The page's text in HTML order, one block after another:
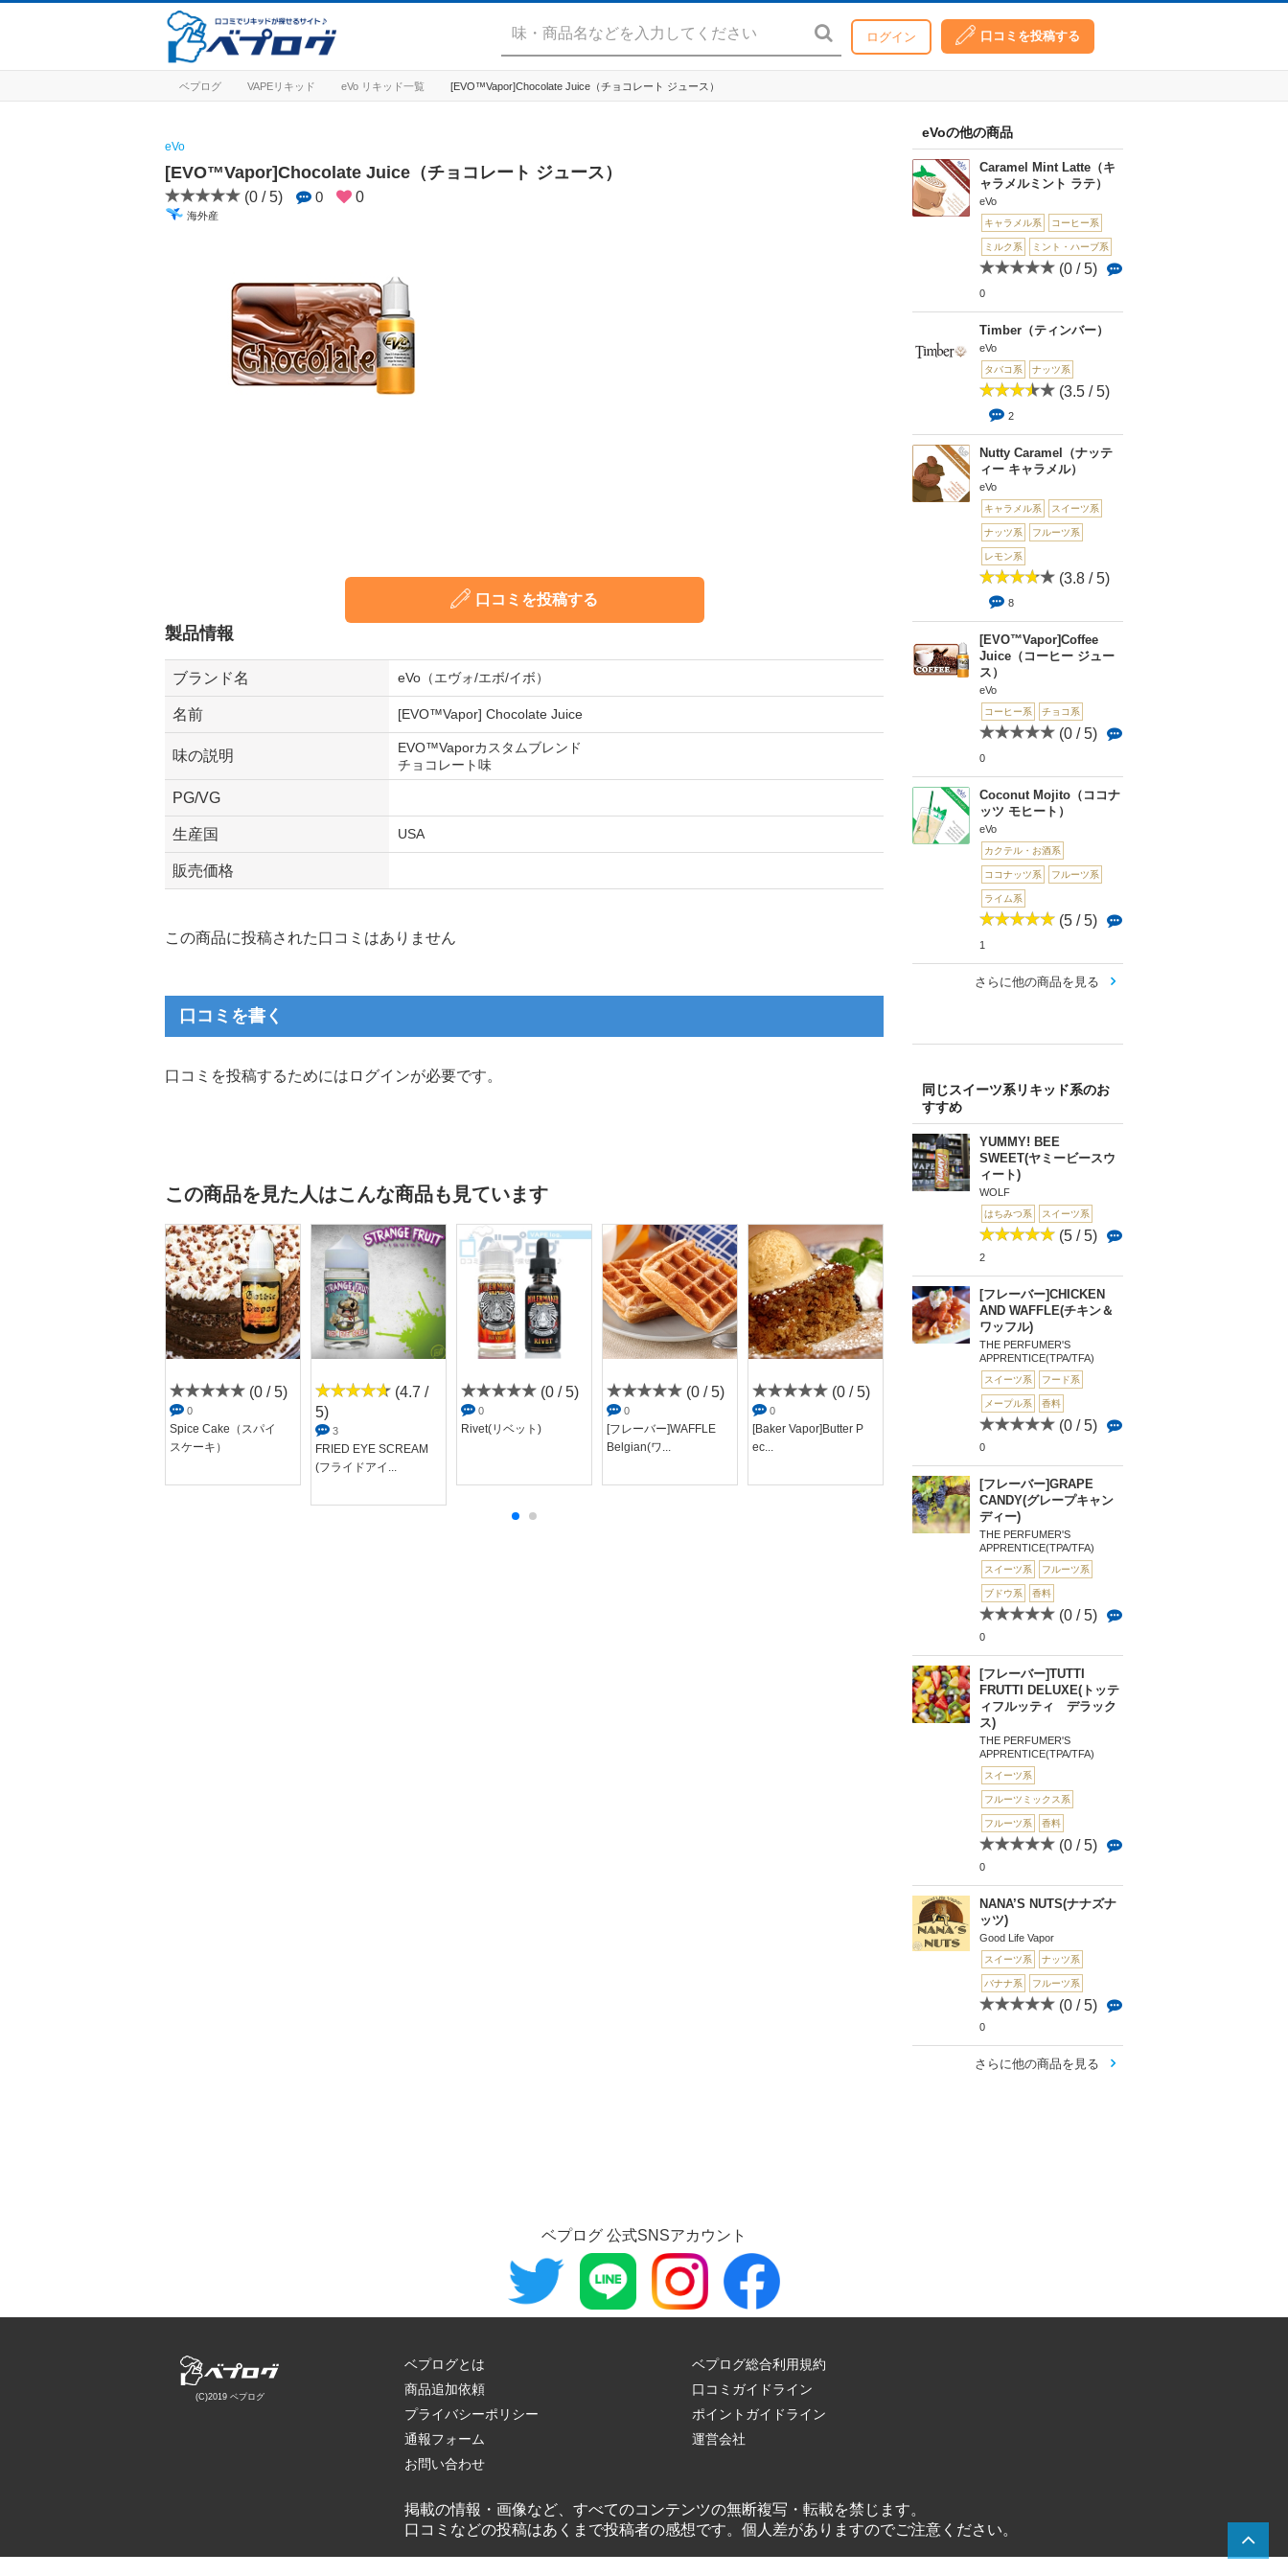
ログイン 口コミを投稿する
ベプログ VAPEリキッド eVo リキッド一覧 [EVO™Vapor]Chocolate Juice（チョコレート ジュース）
eVoの他の商品
Caramel Mint Latte（キ
ャラメルミント ラテ）
eVo
キャラメル系 コーヒー系
ミルク系 ミント・ハーブ系
(0 / 5)
0
Timber（ティンバー）
eVo
タバコ系 ナッツ系
(3.5 / 5)
2
Nutty Caramel（ナッテ
ィー キャラメル）
eVo
キャラメル系 スイーツ系
ナッツ系 フルーツ系
レモン系
(3.8 / 5)
8
[EVO™Vapor]Coffee
Juice（コーヒー ジュー
ス）
eVo
コーヒー系 チョコ系
(0 / 5)
0
Coconut Mojito（ココナ
ッツ モヒート）
eVo
カクテル・お酒系
ココナッツ系 フルーツ系
ライム系
(5 / 5)
1
さらに他の商品を見る
同じスイーツ系リキッド系のお
すすめ
YUMMY! BEE
SWEET(ヤミービースウ
ィート)
WOLF
はちみつ系 スイーツ系
(5 / 5)
2
[フレーバー]CHICKEN
AND WAFFLE(チキン＆
ワッフル)
THE PERFUMER'S
APPRENTICE(TPA/TFA)
スイーツ系 フード系
メープル系 香料
(0 / 5)
0
[フレーバー]GRAPE
CANDY(グレープキャン
ディー)
THE PERFUMER'S
APPRENTICE(TPA/TFA)
スイーツ系 フルーツ系
ブドウ系 香料
(0 / 5)
0
[フレーバー]TUTTI
FRUTTI DELUXE(トッテ
ィフルッティ デラック
ス)
THE PERFUMER'S
APPRENTICE(TPA/TFA)
スイーツ系
フルーツミックス系
フルーツ系 香料
(0 / 5)
0
NANA’S NUTS(ナナズナ
ッツ)
Good Life Vapor
スイーツ系 ナッツ系
バナナ系 フルーツ系
(0 / 5)
0
さらに他の商品を見る
eVo
[EVO™Vapor]Chocolate Juice（チョコレート ジュース）
(0 / 5) 0 0
海外産
口コミを投稿する
製品情報
ブランド名 eVo（エヴォ/エボ/イボ）
名前 [EVO™Vapor] Chocolate Juice
味の説明
EVO™Vaporカスタムブレンド
チョコレート味
PG/VG
生産国 USA
販売価格
この商品に投稿された口コミはありません
口コミを書く
口コミを投稿するためにはログインが必要です。
この商品を見た人はこんな商品も見ています
(0 / 5)
0
Spice Cake（スパイ
スケーキ）
(4.7 /
5)
3
FRIED EYE SCREAM
(フライドアイ...
(0 / 5)
0
Rivet(リベット)
(0 / 5)
0
[フレーバー]WAFFLE
Belgian(ワ...
(0 / 5)
0
[Baker Vapor]Butter P
ec...
(0 / 5)
Classic Kiss(クラシッ
0
[Baker Vapor]Pumpki
ベプログ 公式SNSアカウント
ベプログとは
商品追加依頼
プライバシーポリシー
通報フォーム
お問い合わせ
ベプログ総合利用規約
口コミガイドライン
ポイントガイドライン
運営会社
(C)2019 ベプログ
掲載の情報・画像など、すべてのコンテンツの無断複写・転載を禁じます。
口コミなどの投稿はあくまで投稿者の感想です。個人差がありますのでご注意ください。